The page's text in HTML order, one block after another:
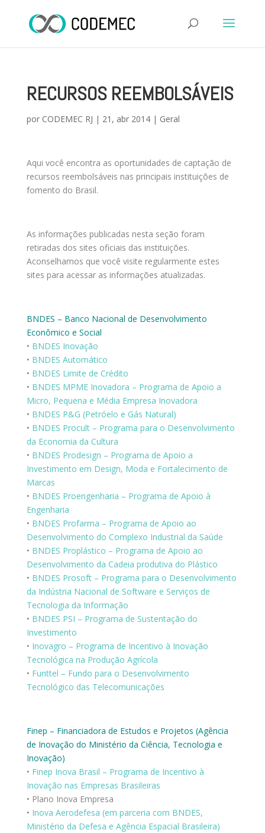
RECURSOS REEMBOLSÁVEIS
por CODEMEC RJ | 21, abr 2014| Geral
Aqui você encontra as oportunidades de captação de
recursos reembolsáveis nas principais instituições de
fomento do Brasil.
As informações publicadas nesta seção foram
retiradas dos sites oficiais das instituições.
Aconselhamos que você visite regularmente estes
sites para acessar as informações atualizadas.
BNDES – Banco Nacional de Desenvolvimento
Econômico e Social
• BNDES Inovação
• BNDES Automático
• BNDES Limite de Crédito
• BNDES MPME Inovadora – Programa de Apoio a
Micro, Pequena e Média Empresa Inovadora
• BNDES P&G (Petróelo e Gás Natural)
• BNDES Procult – Programa para o Desenvolvimento
da Economia da Cultura
• BNDES Prodesign – Programa de Apoio a
Investimento em Design, Moda e Fortalecimento de
Marcas
• BNDES Proengenharia – Programa de Apoio à
Engenharia
• BNDES Profarma – Programa de Apoio ao
Desenvolvimento do Complexo Industrial da Saúde
• BNDES Proplástico – Programa de Apoio ao
Desenvolvimento da Cadeia produtiva do Plástico
• BNDES Prosoft – Programa para o Desenvolvimento
da Indústria Nacional de Software e Serviços de
Tecnologia da Informação
• BNDES PSI – Programa de Sustentação do
Investimento
• Inovagro – Programa de Incentivo à Inovação
Tecnológica na Produção Agrícola
• Funttel – Fundo para o Desenvolvimento
Tecnológico das Telecomunicações
Finep – Financiadora de Estudos e Projetos (Agência
de Inovação do Ministério da Ciência, Tecnologia e
Inovação)
• Finep Inova Brasil – Programa de Incentivo à
Inovação nas Empresas Brasileiras
• Plano Inova Empresa
• Inova Aerodefesa (em parceria com BNDES,
Ministério da Defesa e Agência Espacial Brasileira)